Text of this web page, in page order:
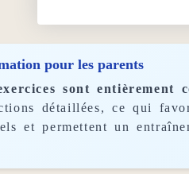
pour les parents
sont entièrement
détaillées, ce qui
et permettent un